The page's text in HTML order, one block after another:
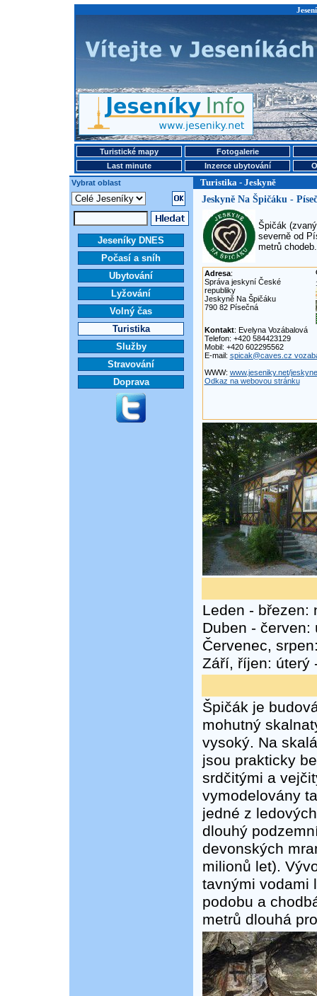
Turistické mapy
Fotogalerie
Last minute
Inzerce ubytování
Vybrat oblast
Turistika - Jeskyně
Jeseníky DNES
Počasí a sníh
Ubytování
Lyžování
Volný čas
Turistika
Služby
Stravování
Doprava
Jeskyně Na Špičáku -
Špičák
severně od
metrů chodeb.
Adresa:
Správa jeskyní České
republiky
Jeskyně Na Špičáku
790 82 Písečná
Kontakt: Evelyna Vozábalová
Telefon: +420 584423129
Mobil: +420 602295562
E-mail: spicak@caves.cz
WWW: www.jeseniky.net/
Odkaz na webovou stránku
Leden - březen:
Duben - červen:
Červenec,
Září, říjen: úterý
Špičák je
mohutný
vysoký. Na
jsou prakticky
srdčitými a
vymodelovány
jedné z
dlouhý
devonských
milionů let).
tavnými vodami
podobu a
metrů dlouhá